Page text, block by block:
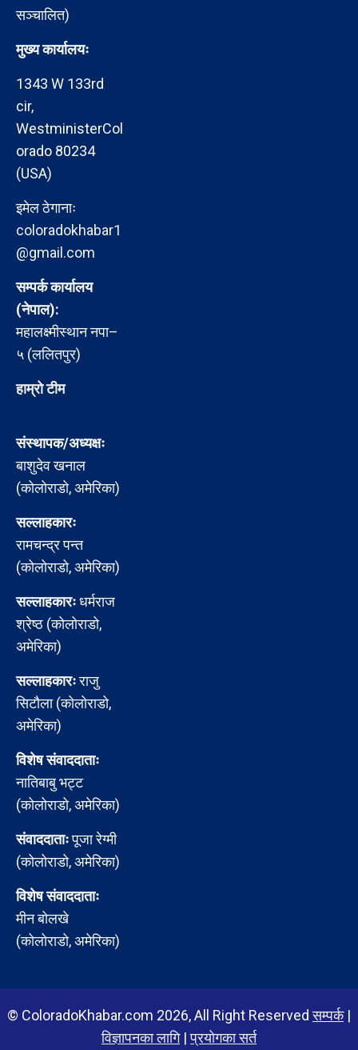
सञ्चालित)
मुख्य कार्यालयः
1343 W 133rd
cir,
WestministerCol
orado 80234
(USA)
इमेल ठेगानाः
coloradokhabar1
@gmail.com
सम्पर्क कार्यालय
(नेपाल):
महालक्ष्मीस्थान नपा–
५ (ललितपुर)
हाम्रो टीम
संस्थापक/अध्यक्षः
बाशुदेव खनाल
(कोलोराडो, अमेरिका)
सल्लाहकारः
रामचन्द्र पन्त
(कोलोराडो, अमेरिका)
सल्लाहकारःधर्मराज
श्रेष्ठ (कोलोराडो,
अमेरिका)
सल्लाहकारःराजु
सिटौला (कोलोराडो,
अमेरिका)
विशेष संवाददाताः
नातिबाबु भट्ट
(कोलोराडो, अमेरिका)
संवाददाताःपूजा रेग्मी
(कोलोराडो, अमेरिका)
विशेष संवाददाताः
मीन बोलखे
(कोलोराडो, अमेरिका)
© ColoradoKhabar.com 2026, All Right Reservedसम्पर्क|
विज्ञापनका लागि|प्रयोगका सर्त